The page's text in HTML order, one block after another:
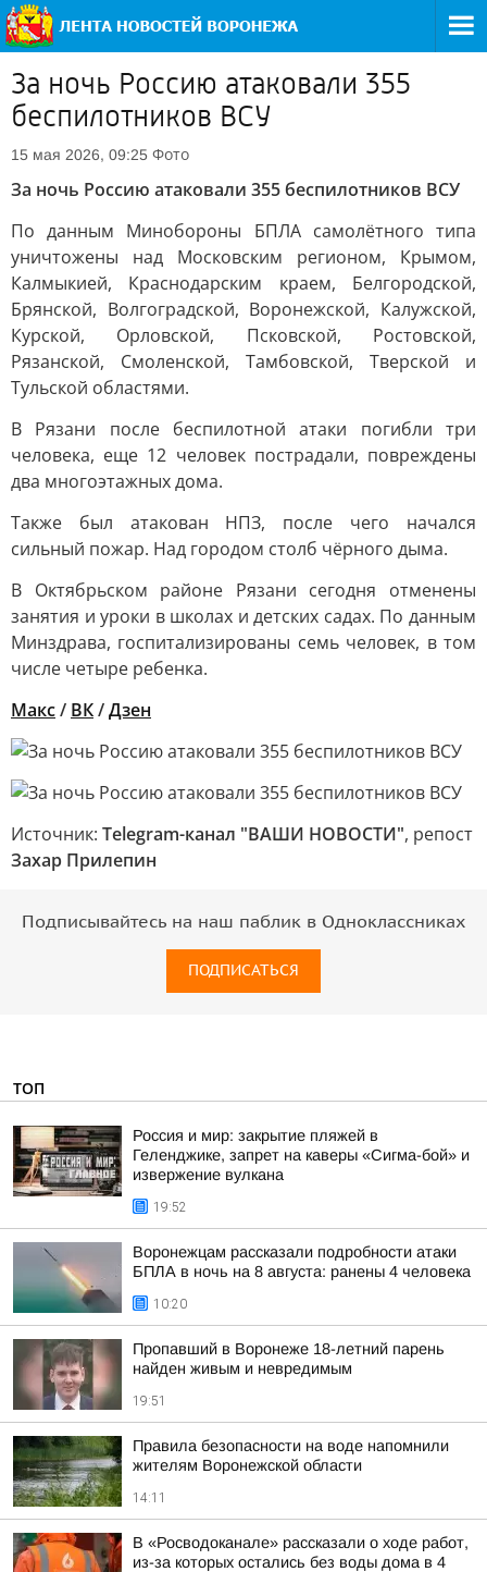
За ночь Россию атаковали 355
беспилотников ВСУ
15 мая 2026, 09:25 Фото
За ночь Россию атаковали 355 беспилотников ВСУ
По данным Минобороны БПЛА самолётного типа
уничтожены над Московским регионом, Крымом,
Калмыкией, Краснодарским краем, Белгородской,
Брянской, Волгоградской, Воронежской, Калужской,
Курской, Орловской, Псковской, Ростовской,
Рязанской, Смоленской, Тамбовской, Тверской и
Тульской областями.
В Рязани после беспилотной атаки погибли три
человека, еще 12 человек пострадали, повреждены
два многоэтажных дома.
Также был атакован НПЗ, после чего начался
сильный пожар. Над городом столб чёрного дыма.
В Октябрьском районе Рязани сегодня отменены
занятия и уроки в школах и детских садах. По данным
Минздрава, госпитализированы семь человек, в том
числе четыре ребенка.
Макс/ ВК/Дзен
Источник: Telegram-канал "ВАШИ НОВОСТИ", репост
Захар Прилепин
Подписывайтесь на наш паблик в Одноклассниках
ПОДПИСАТЬСЯ
ТОП
Россия и мир: закрытие пляжей в
Геленджике, запрет на каверы «Сигма-бой» и
извержение вулкана
19:52
Воронежцам рассказали подробности атаки
БПЛА в ночь на 8 августа: ранены 4 человека
10:20
Пропавший в Воронеже 18-летний парень
найден живым и невредимым
19:51
Правила безопасности на воде напомнили
жителям Воронежской области
14:11
В «Росводоканале» рассказали о ходе работ,
из-за которых остались без воды дома в 4